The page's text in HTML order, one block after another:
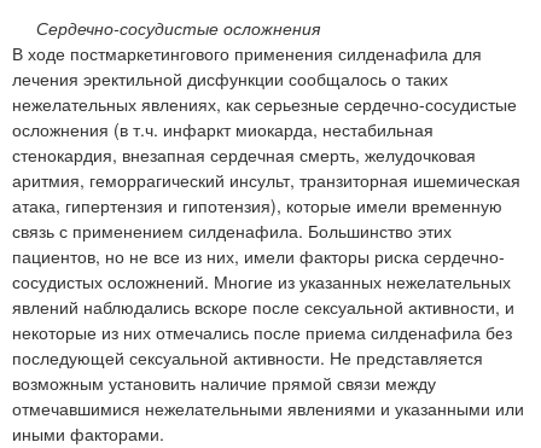
Сердечно-сосудистые осложнения
В ходе постмаркетингового применения силденафила для
лечения эректильной дисфункции сообщалось о таких
нежелательных явлениях, как серьезные сердечно-сосудистые
осложнения (в т.ч. инфаркт миокарда, нестабильная
стенокардия, внезапная сердечная смерть, желудочковая
аритмия, геморрагический инсульт, транзиторная ишемическая
атака, гипертензия и гипотензия), которые имели временную
связь с применением силденафила. Большинство этих
пациентов, но не все из них, имели факторы риска сердечно-
сосудистых осложнений. Многие из указанных нежелательных
явлений наблюдались вскоре после сексуальной активности, и
некоторые из них отмечались после приема силденафила без
последующей сексуальной активности. Не представляется
возможным установить наличие прямой связи между
отмечавшимися нежелательными явлениями и указанными или
иными факторами.